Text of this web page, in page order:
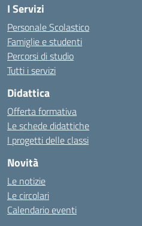
I Servizi
Personale Scolastico
Famiglie e studenti
Percorsi di studio
Tutti i servizi
Didattica
Offerta formativa
Le schede didattiche
I progetti delle classi
Novità
Le notizie
Le circolari
Calendario eventi